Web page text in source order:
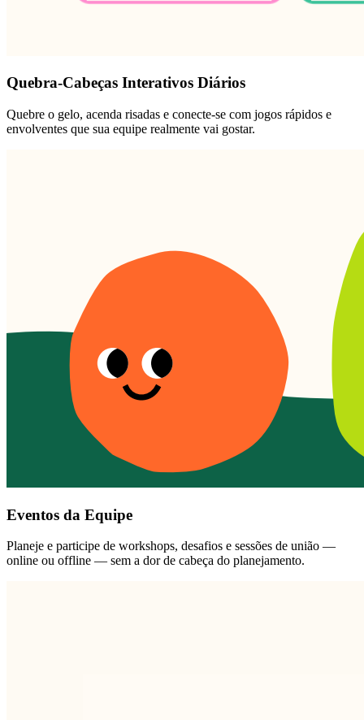
Quebra-Cabeças Interativos Diários
Quebre o gelo, acenda risadas e conecte-se com jogos rápidos e
envolventes que sua equipe realmente vai gostar.
Eventos da Equipe
Planeje e participe de workshops, desafios e sessões de união —
online ou offline — sem a dor de cabeça do planejamento.